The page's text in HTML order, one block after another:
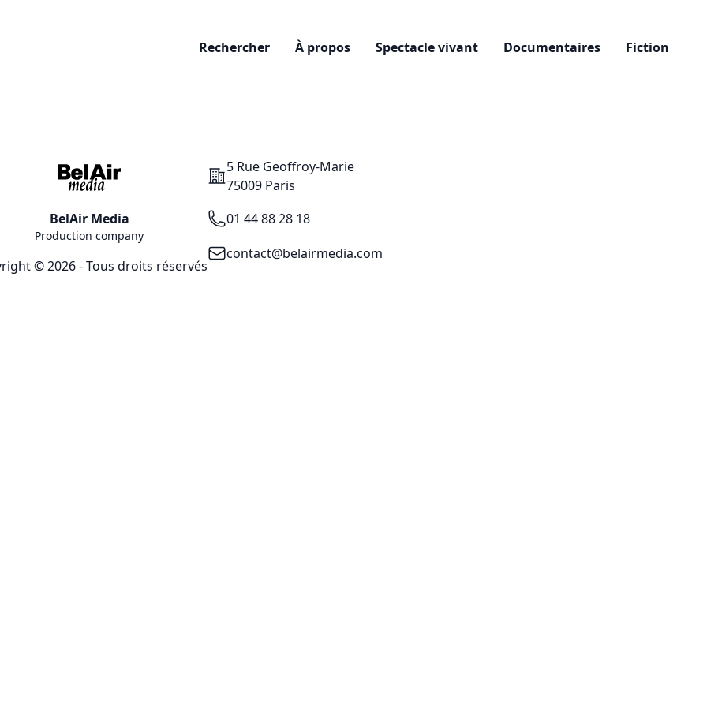
Rechercher À propos Spectacle vivant Documentaires Fiction
BelAir Media
Production company
© 2026 - Tous droits réservés
Addresse
5 Rue Geoffroy-Marie
75009 Paris
Téléphone
01 44 88 28 18
Emailcontact@belairmedia.com